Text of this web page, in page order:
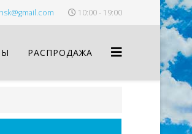
10:00 - 19:00
РАСПРОДАЖА